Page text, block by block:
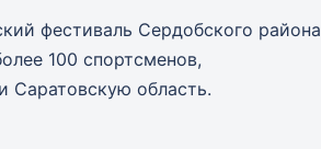
фестиваль Сердобского района
100 спортсменов,
Саратовскую область.